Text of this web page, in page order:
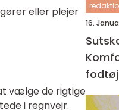
eller plejer
vælge de rigtige
i regnvejr.
16.